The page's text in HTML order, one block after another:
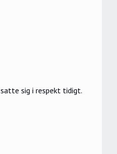
sig i respekt tidigt.